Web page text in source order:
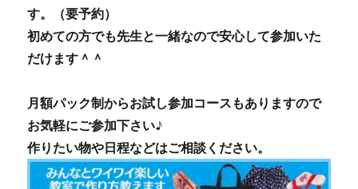
す。（要予約）
初めての方でも先生と一緒なので安心して参加いた
だけます＾＾
月額パック制からお試し参加コースもありますので
お気軽にご参加下さい♪
作りたい物や日程などはご相談ください。